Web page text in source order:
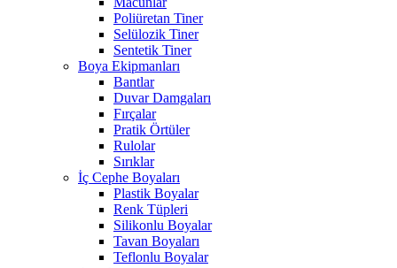
Poliüretan Tiner
Selülozik Tiner
Sentetik Tiner
Boya Ekipmanları
Bantlar
Duvar Damgaları
Fırçalar
Pratik Örtüler
Rulolar
Sırıklar
İç Cephe Boyaları
Plastik Boyalar
Renk Tüpleri
Silikonlu Boyalar
Tavan Boyaları
Teflonlu Boyalar